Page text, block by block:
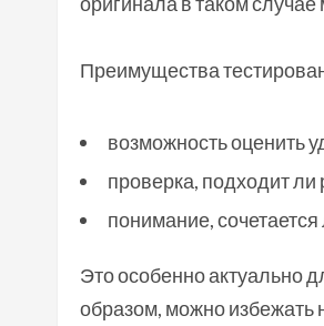
Преимущества
возможность оценить
проверка, подходит
понимание,
Это особенно актуально
образом, можно избежать